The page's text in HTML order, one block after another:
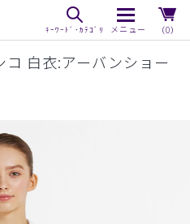
（0）
白衣:アーバンショー